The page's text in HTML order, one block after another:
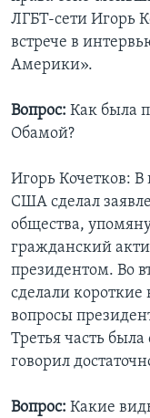
ЛГБТ-сети Игорь
встрече в
Америки».
Вопрос: Как была
Обамой?
Игорь Кочетков: В
США сделал
общества,
гражданский
президентом. Во
сделали короткие
вопросы
Третья часть
говорил
Вопрос: Какие